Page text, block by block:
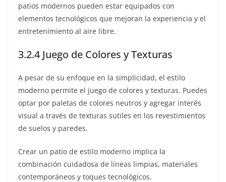
patios modernos pueden estar equipados con
elementos tecnológicos que mejoran la experiencia y el
entretenimiento al aire libre.
3.2.4 Juego de Colores y Texturas
A pesar de su enfoque en la simplicidad, el estilo
moderno permite el juego de colores y texturas. Puedes
optar por paletas de colores neutros y agregar interés
visual a través de texturas sutiles en los revestimientos
de suelos y paredes.
Crear un patio de estilo moderno implica la
combinación cuidadosa de líneas limpias, materiales
contemporáneos y toques tecnológicos.